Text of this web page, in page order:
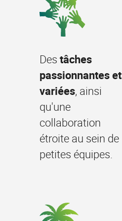
Des tâches
passionnantes et
variées, ainsi
qu'une
collaboration
étroite au sein de
petites équipes.